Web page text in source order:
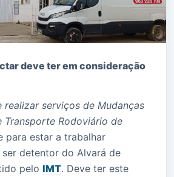
promoções e condições de
deve ter em consideração
realizar serviços de Mudanças
Transporte Rodoviário de
para estar a trabalhar
detentor do Alvará de
pelo IMT. Deve ter este